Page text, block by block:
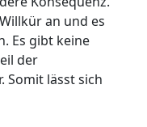
an und es
Es gibt keine
der
Somit lässt sich